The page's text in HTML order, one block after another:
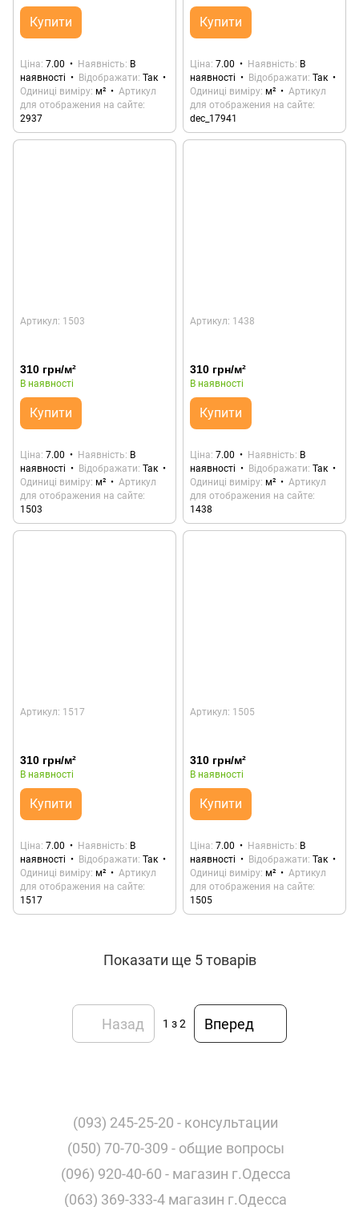
Купити
Ціна 7.00 Наявність
В
наявності
Відображати Так
Одиниці виміру м²
Артикул
для отображения на сайте
2937
Купити
Ціна 7.00 Наявність
В
наявності
Відображати Так
Одиниці виміру м²
Артикул
для отображения на сайте
dec_17941
Артикул: 1503
310 грн/м²
В наявності
Купити
Ціна 7.00 Наявність
В
наявності
Відображати Так
Одиниці виміру м²
Артикул
для отображения на сайте
1503
Артикул: 1438
310 грн/м²
В наявності
Купити
Ціна 7.00 Наявність
В
наявності
Відображати Так
Одиниці виміру м²
Артикул
для отображения на сайте
1438
Артикул: 1517
310 грн/м²
В наявності
Купити
Ціна 7.00 Наявність
В
наявності
Відображати Так
Одиниці виміру м²
Артикул
для отображения на сайте
1517
Артикул: 1505
310 грн/м²
В наявності
Купити
Ціна 7.00 Наявність
В
наявності
Відображати Так
Одиниці виміру м²
Артикул
для отображения на сайте
1505
Показати ще 5 товарів
Назад 1 з 2 Вперед
(093) 245-25-20 - консультации
(050) 70-70-309 - общие вопросы
(096) 920-40-60 - магазин г.Одесса
(063) 369-333-4 магазин г.Одесса